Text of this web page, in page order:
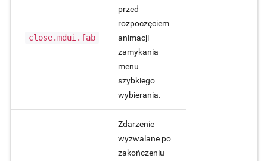
close.mdui.fab
przed
rozpoczęciem
animacji
zamykania
menu
szybkiego
wybierania.
Zdarzenie
wyzwalane po
zakończeniu